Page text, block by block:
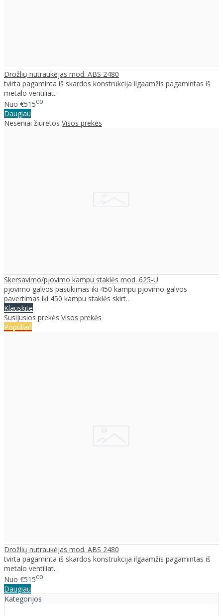
Drožlių nutraukėjas mod. ABS 2480
tvirta pagaminta iš skardos konstrukcija ilgaamžis pagamintas iš
metalo ventiliat..
Nuo €51500
Daugiau
Neseniai žiūrėtos Visos prekės
Skersavimo/pjovimo kampu staklės mod. 625-U
pjovimo galvos pasukimas iki 450 kampu pjovimo galvos
pavertimas iki 450 kampu staklės skirt..
Klauskite
Susijusios prekės Visos prekės
Populiari
Drožlių nutraukėjas mod. ABS 2480
tvirta pagaminta iš skardos konstrukcija ilgaamžis pagamintas iš
metalo ventiliat..
Nuo €51500
Daugiau
Kategorijos